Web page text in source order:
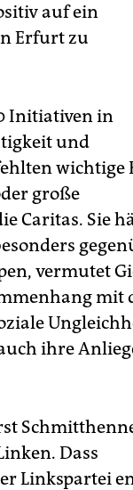
auf ein
Erfurt zu
Initiativen in
und
wichtige
große
Caritas. Sie
vermutet
mit
ihre
Dass
Linkspartei